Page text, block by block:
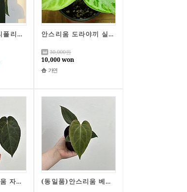
안스리움 비타리폴리움 그린 9 동일품배송 길이 60 안스리움 도라야끼 실버B4460-동일품배송,높이 18cm,너비 19cm
30,000원
10,000 won
가연
(동일품)안스리움 자라미쉘 x 골리앗 (동일품)안스리움 베쎄BVEP x 파필퍼플